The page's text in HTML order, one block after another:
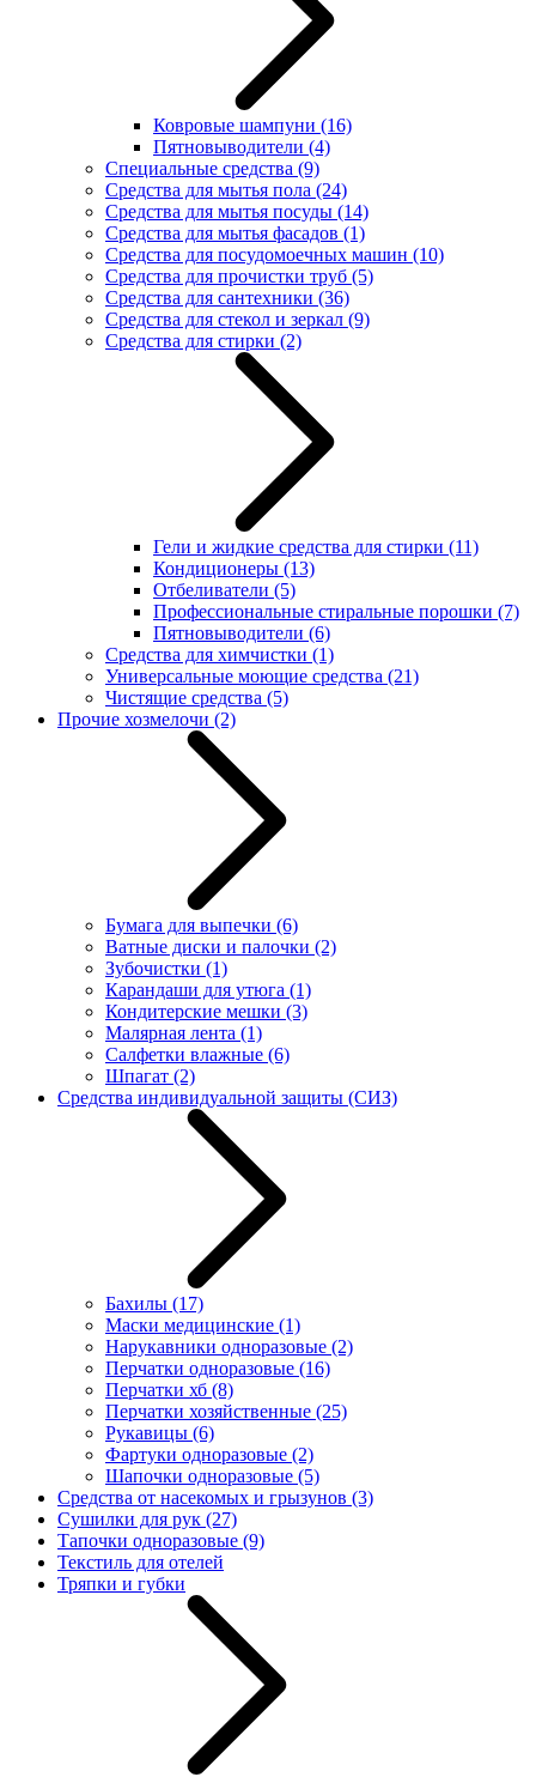
Ковровые шампуни (16)
Пятновыводители (4)
Специальные средства (9)
Средства для мытья пола (24)
Средства для мытья посуды (14)
Средства для мытья фасадов (1)
Средства для посудомоечных машин (10)
Средства для прочистки труб (5)
Средства для сантехники (36)
Средства для стекол и зеркал (9)
Средства для стирки (2)
Гели и жидкие средства для стирки (11)
Кондиционеры (13)
Отбеливатели (5)
Профессиональные стиральные порошки (7)
Пятновыводители (6)
Средства для химчистки (1)
Универсальные моющие средства (21)
Чистящие средства (5)
Прочие хозмелочи (2)
Бумага для выпечки (6)
Ватные диски и палочки (2)
Зубочистки (1)
Карандаши для утюга (1)
Кондитерские мешки (3)
Малярная лента (1)
Салфетки влажные (6)
Шпагат (2)
Средства индивидуальной защиты (СИЗ)
Бахилы (17)
Маски медицинские (1)
Нарукавники одноразовые (2)
Перчатки одноразовые (16)
Перчатки хб (8)
Перчатки хозяйственные (25)
Рукавицы (6)
Фартуки одноразовые (2)
Шапочки одноразовые (5)
Средства от насекомых и грызунов (3)
Сушилки для рук (27)
Тапочки одноразовые (9)
Текстиль для отелей
Тряпки и губки